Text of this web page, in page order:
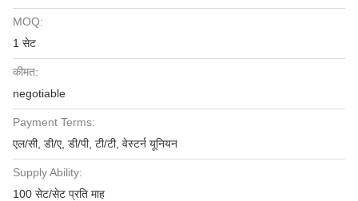
MOQ:
1 सेट
कीमत:
negotiable
Payment Terms:
एल/सी, डी/ए, डी/पी, टी/टी, वेस्टर्न यूनियन
Supply Ability:
100 सेट/सेट प्रति माह